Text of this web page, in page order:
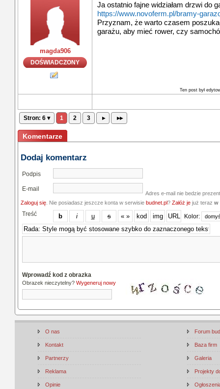
magda906
DOŚWIADCZONY
Ja ostatnio fajne widziałam drzwi do
https://www.novoferm.pl/bramy-
Przyznam, że warto czasem
garażu, aby mieć rower, czy
Ten post był
Stron: 6 ▾ 1 2 3 ▸ ▸▸
Komentarze
Dodaj komentarz
Podpis
E-mail
Adres e-mail nie bedzie
Zaloguj się . Nie posiadasz jeszcze konta w serwisie budnet.pl? Załóż je już teraz w
Treść Kolor:
Wprowadź kod z obrazka
Obrazek nieczytelny? Wygeneruj nowy
O nas
Kontakt
Partnerzy
Reklama
Opinie
Forum
Baza firm
Galeria
Projekty